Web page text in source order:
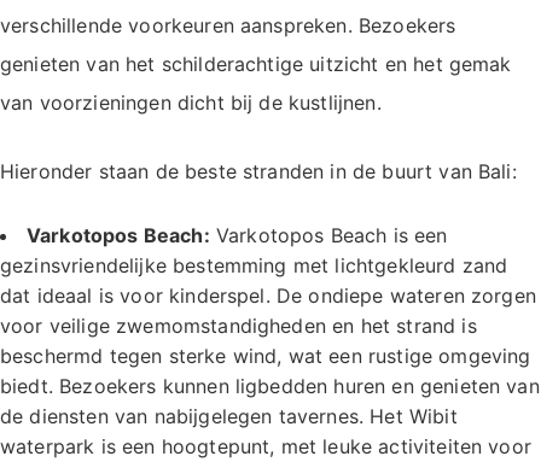
verschillende voorkeuren aanspreken. Bezoekers
genieten van het schilderachtige uitzicht en het gemak
van voorzieningen dicht bij de kustlijnen.
Hieronder staan de beste stranden in de buurt van Bali:
Varkotopos Beach: Varkotopos Beach is een
gezinsvriendelijke bestemming met lichtgekleurd zand
dat ideaal is voor kinderspel. De ondiepe wateren zorgen
voor veilige zwemomstandigheden en het strand is
beschermd tegen sterke wind, wat een rustige omgeving
biedt. Bezoekers kunnen ligbedden huren en genieten van
de diensten van nabijgelegen tavernes. Het Wibit
waterpark is een hoogtepunt, met leuke activiteiten voor